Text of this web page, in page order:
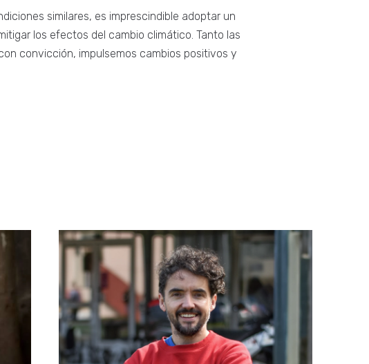
similares, es imprescindible adoptar un
los efectos del cambio climático. Tanto las
convicción, impulsemos cambios positivos y